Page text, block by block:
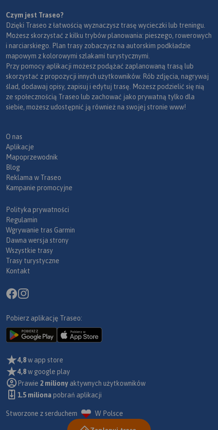
Czym jest Traseo?
Dzięki Traseo z łatwością wyznaczysz trasę wycieczki lub treningu.
Możesz skorzystać z kilku trybów planowania: pieszego, rowerowych
i narciarskiego. Plan trasy zobaczysz na autorskim podkładzie
mapowym z kolorowymi szlakami turystycznymi.
Przy pomocy aplikacji możesz podążać zaplanowaną trasą lub
skorzystać z propozycji innych użytkowników. Rób zdjęcia, nagrywaj
ślad, dodawaj opisy, zapisuj i edytuj trasę. Możesz podzielić się nią
ze społecznością Traseo lub zachować jako prywatną tylko dla
siebie, możesz udostępnić ją również na swojej stronie www!
O nas
Aplikacje
Mapoprzewodnik
Blog
Reklama w Traseo
Kampanie promocyjne
Polityka prywatności
Regulamin
Wgrywanie tras Garmin
Dawna wersja strony
Wszystkie trasy
Trasy turystyczne
Kontakt
Pobierz aplikację Traseo:
4,8w app store
4,8w google play
Prawie 2 miliony aktywnych użytkowników
1.5 miliona pobrań aplikacji
Stworzone z serduchem W Polsce